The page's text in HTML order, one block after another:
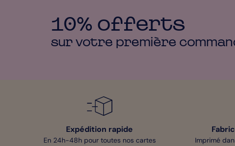
10% offerts
sur votre première
Expédition rapide
En 24h-48h pour toutes nos cartes Imprimé